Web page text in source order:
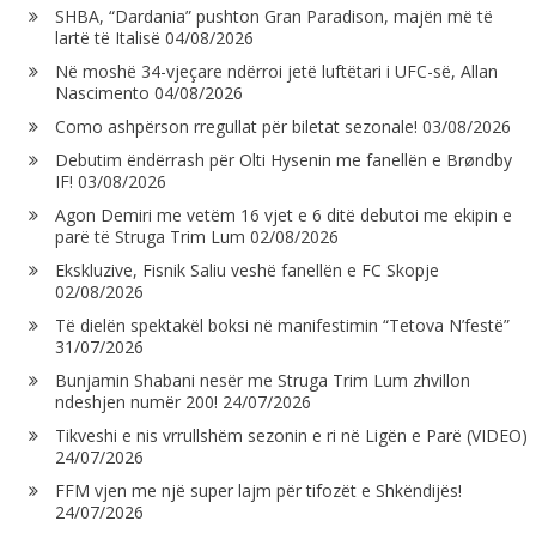
SHBA, “Dardania” pushton Gran Paradison, majën më të
lartë të Italisë 04/08/2026
Në moshë 34-vjeçare ndërroi jetë luftëtari i UFC-së, Allan
Nascimento 04/08/2026
Como ashpërson rregullat për biletat sezonale! 03/08/2026
Debutim ëndërrash për Olti Hysenin me fanellën e Brøndby
IF! 03/08/2026
Agon Demiri me vetëm 16 vjet e 6 ditë debutoi me ekipin e
parë të Struga Trim Lum 02/08/2026
Ekskluzive, Fisnik Saliu veshë fanellën e FC Skopje
02/08/2026
Të dielën spektakël boksi në manifestimin “Tetova N’festë”
31/07/2026
Bunjamin Shabani nesër me Struga Trim Lum zhvillon
ndeshjen numër 200! 24/07/2026
Tikveshi e nis vrrullshëm sezonin e ri në Ligën e Parë (VIDEO)
24/07/2026
FFM vjen me një super lajm për tifozët e Shkëndijës!
24/07/2026